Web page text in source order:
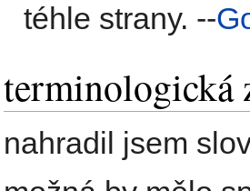
téhle strany. --
terminologická
nahradil jsem